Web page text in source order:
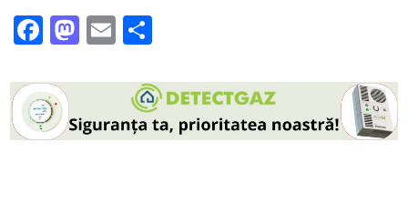
Facebook
Mastodon
Email